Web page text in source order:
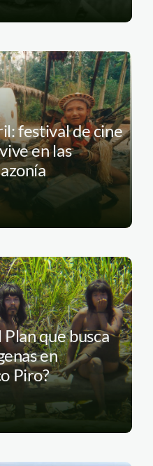
festival de cine
en las
que busca
en
Piro?